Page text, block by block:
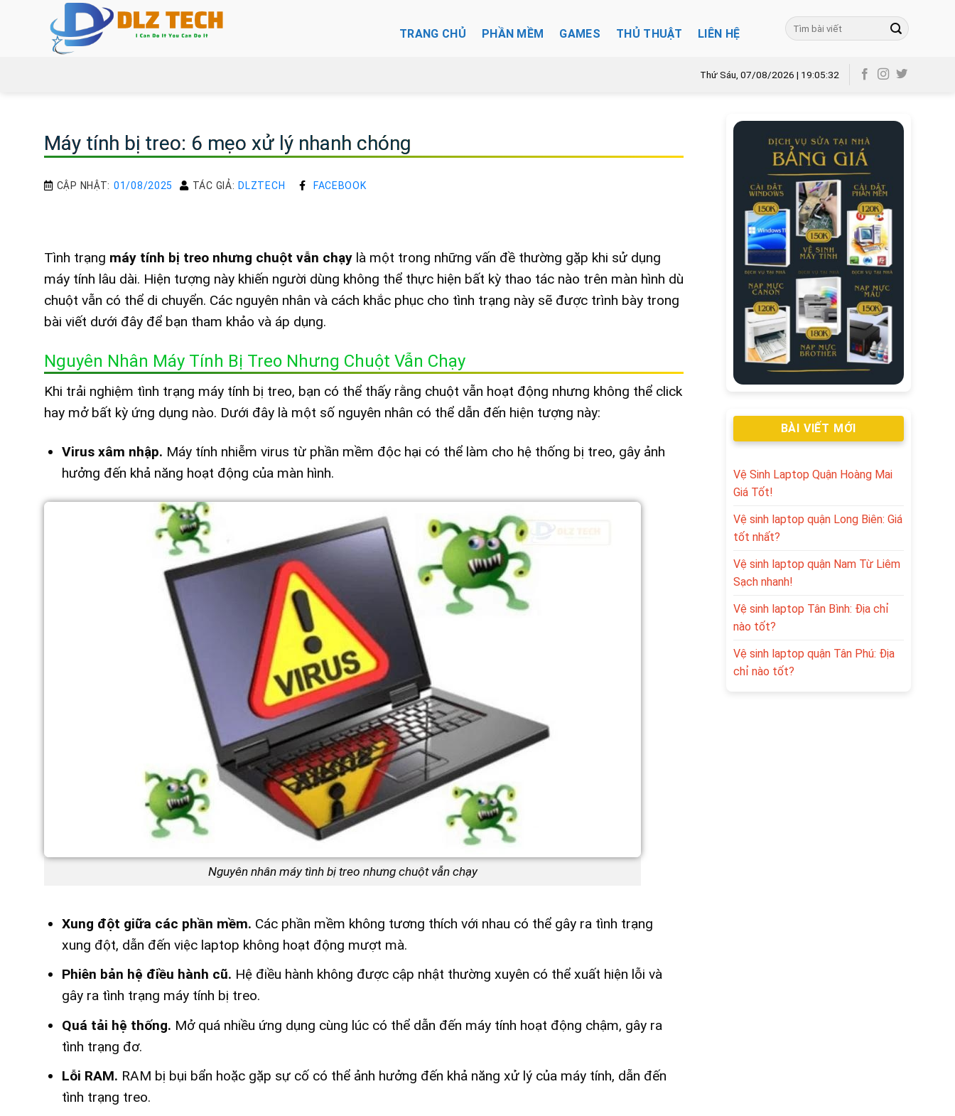
TRANG CHỦ PHẦN MỀM GAMES THỦ THUẬT LIÊN HỆ
Thứ Sáu, 07/08/2026 | 19:05:33
Máy tính bị treo: 6 mẹo xử lý nhanh chóng
CẬP NHẬT: 01/08/2025 TÁC GIẢ: DLZTECH FACEBOOK
Tình trạng máy tính bị treo nhưng chuột vẫn chạy là một trong những vấn đề thường gặp khi sử dụng
máy tính lâu dài. Hiện tượng này khiến người dùng không thể thực hiện bất kỳ thao tác nào trên màn hình dù
chuột vẫn có thể di chuyển. Các nguyên nhân và cách khắc phục cho tình trạng này sẽ được trình bày trong
bài viết dưới đây để bạn tham khảo và áp dụng.
Nguyên Nhân Máy Tính Bị Treo Nhưng Chuột Vẫn Chạy
Khi trải nghiệm tình trạng máy tính bị treo, bạn có thể thấy rằng chuột vẫn hoạt động nhưng không thể click
hay mở bất kỳ ứng dụng nào. Dưới đây là một số nguyên nhân có thể dẫn đến hiện tượng này:
Virus xâm nhập. Máy tính nhiễm virus từ phần mềm độc hại có thể làm cho hệ thống bị treo, gây ảnh
hưởng đến khả năng hoạt động của màn hình.
Nguyên nhân máy tình bị treo nhưng chuột vẫn chạy
Xung đột giữa các phần mềm. Các phần mềm không tương thích với nhau có thể gây ra tình trạng
xung đột, dẫn đến việc laptop không hoạt động mượt mà.
Phiên bản hệ điều hành cũ. Hệ điều hành không được cập nhật thường xuyên có thể xuất hiện lỗi và
gây ra tình trạng máy tính bị treo.
Quá tải hệ thống. Mở quá nhiều ứng dụng cùng lúc có thể dẫn đến máy tính hoạt động chậm, gây ra
tình trạng đơ.
Lỗi RAM. RAM bị bụi bẩn hoặc gặp sự cố có thể ảnh hưởng đến khả năng xử lý của máy tính, dẫn đến
tình trạng treo.
BÀI VIẾT MỚI
Vệ Sinh Laptop Quận Hoàng Mai
Giá Tốt!
Vệ sinh laptop quận Long Biên: Giá
tốt nhất?
Vệ sinh laptop quận Nam Từ Liêm
Sạch nhanh!
Vệ sinh laptop Tân Bình: Địa chỉ
nào tốt?
Vệ sinh laptop quận Tân Phú: Địa
chỉ nào tốt?